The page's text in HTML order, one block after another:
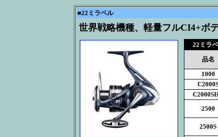
■22ミラベル
世界戦略機種、軽量フルCI4+ボ
22ミラ
品名
1000
2500
2500S